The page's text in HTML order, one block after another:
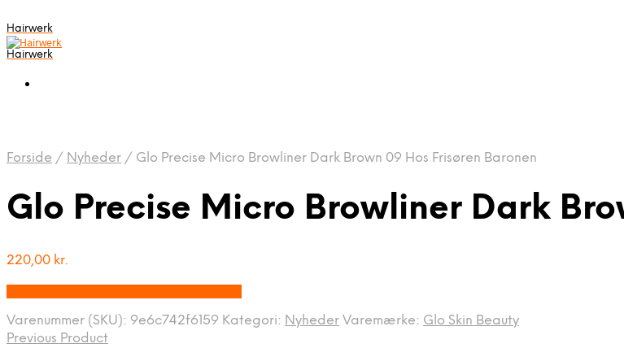
Hairwerk
Hairwerk
Forside / Nyheder / Glo Precise Micro Browliner Dark Brown 09 Hos Frisøren Baronen
Glo Precise Micro Browliner Dark
220,00 kr.
Varenummer (SKU): 9e6c742f6159 Kategori: Nyheder Varemærke: Glo Skin Beauty
Previous Product